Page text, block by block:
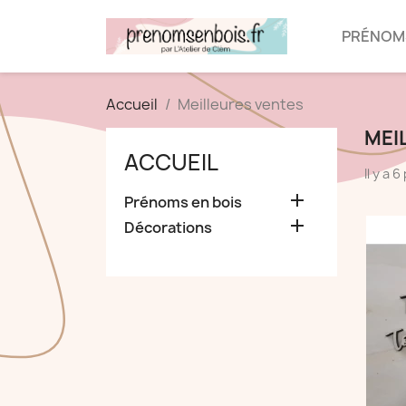
Accueil Meilleures ventes
ACCUEIL
Prénoms en bois 
Décorations 
Il y a